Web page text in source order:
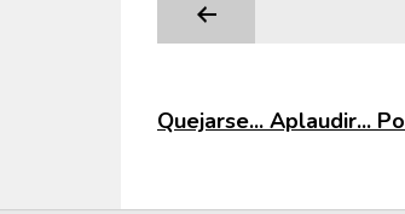
Quejarse... Aplaudir...